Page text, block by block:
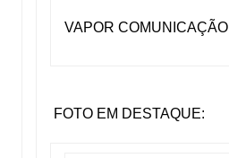
VAPOR COMUNICAÇÃO
FOTO EM DESTAQUE: